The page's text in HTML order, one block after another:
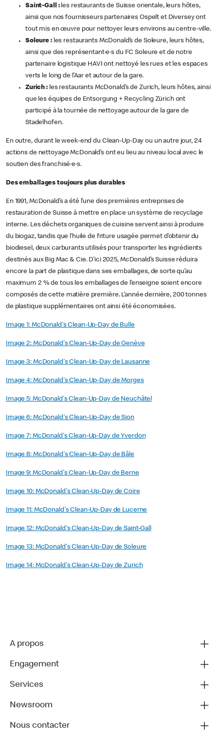
Saint-Gall :les restaurants de Suisse orientale, leurs hôtes,
ainsi que nos fournisseurs partenaires Ospelt et Diversey ont
tout mis en œuvre pour nettoyer leurs environs au centre-ville.
Soleure :les restaurants McDonald’s de Soleure, leurs hôtes,
ainsi que des représentant·e·s du FC Soleure et de notre
partenaire logistique HAVI ont nettoyé les rues et les espaces
verts le long de l’Aar et autour de la gare.
Zurich :les restaurants McDonald’s de Zurich, leurs hôtes, ainsi
que les équipes de Entsorgung + Recycling Zürich ont
participé à la tournée de nettoyage autour de la gare de
Stadelhofen.
En outre, durant le week-end du Clean-Up-Day ou un autre jour, 24
actions de nettoyage McDonald’s ont eu lieu au niveau local avec le
soutien des franchisé·e·s.
Des emballages toujours plus durables
En 1991, McDonald’s a été l’une des premières entreprises de
restauration de Suisse à mettre en place un système de recyclage
interne. Les déchets organiques de cuisine servent ainsi à produire
du biogaz, tandis que l’huile de friture usagée permet d’obtenir du
biodiesel, deux carburants utilisés pour transporter les ingrédients
destinés aux Big Mac & Cie. D’ici 2025, McDonald’s Suisse réduira
encore la part de plastique dans ses emballages, de sorte qu’au
maximum 2 % de tous les emballages de l’enseigne soient encore
composés de cette matière première. L’année dernière, 200 tonnes
de plastique supplémentaires ont ainsi été économisées.
Image 1: McDonald's Clean-Up-Day de Bulle
Image 2: McDonald's Clean-Up-Day de Genève
Image 3: McDonald's Clean-Up-Day de Lausanne
Image 4: McDonald's Clean-Up-Day de Morges
Image 5: McDonald's Clean-Up-Day de Neuchâtel
Image 6: McDonald's Clean-Up-Day de Sion
Image 7: McDonald's Clean-Up-Day de Yverdon
Image 8: McDonald's Clean-Up-Day de Bâle
Image 9: McDonald's Clean-Up-Day de Berne
Image 10: McDonald's Clean-Up-Day de Coire
Image 11: McDonald's Clean-Up-Day de Lucerne
Image 12: McDonald's Clean-Up-Day de Saint-Gall
Image 13: McDonald's Clean-Up-Day de Soleure
Image 14: McDonald's Clean-Up-Day de Zurich
A propos
Engagement
Services
Newsroom
Nous contacter